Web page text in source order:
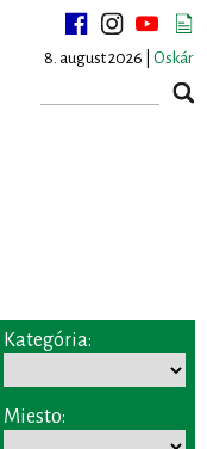
8. august 2026 | Oskár
Kategória:
Miesto: